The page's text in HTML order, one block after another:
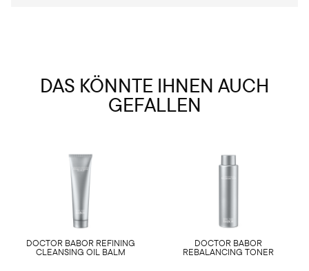
DAS KÖNNTE IHNEN AUCH
GEFALLEN
DOCTOR BABOR REFINING
CLEANSING OIL BALM
DOCTOR BABOR
REBALANCING TONER